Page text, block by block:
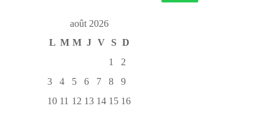
août 2026
L M M J V S D
1
2
3
4 5 6 7 8
9
10 11 12 13 14 15 16